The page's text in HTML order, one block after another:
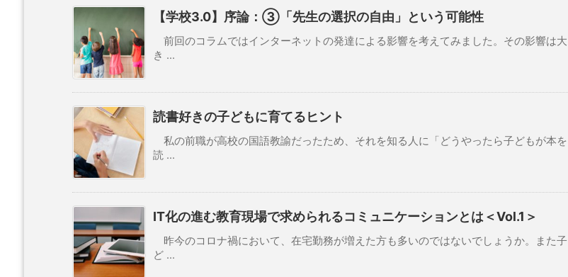
【学校3.0】序論：③「先生の選択の自由」という可能性
前回のコラムではインターネットの発達による影響を考えてみました。その影響は大
き ...
読書好きの子どもに育てるヒント
私の前職が高校の国語教諭だったため、それを知る人に「どうやったら子どもが本を
読 ...
IT化の進む教育現場で求められるコミュニケーションとは＜Vol.1＞
昨今のコロナ禍において、在宅勤務が増えた方も多いのではないでしょうか。また子
ど ...